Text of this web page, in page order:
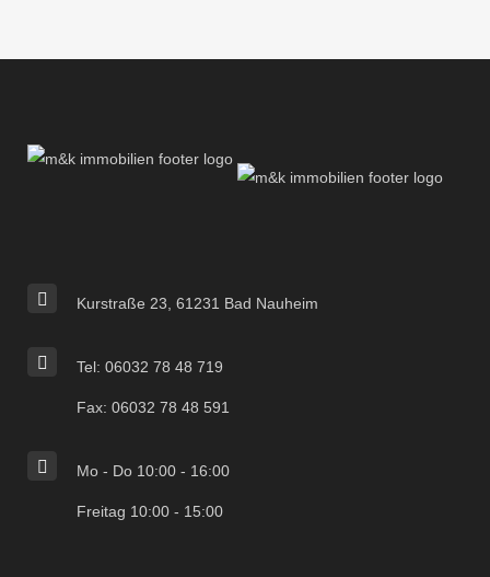
Kurstraße 23, 61231 Bad Nauheim
Tel: 06032 78 48 719
Fax: 06032 78 48 591
Mo - Do 10:00 - 16:00
Freitag 10:00 - 15:00